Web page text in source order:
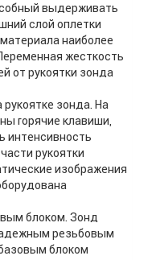
выдерживать
слой оплетки
наиболее
жесткость
от рукоятки зонда
рукоятке зонда. На
горячие клавиши,
интенсивность
рукоятки
изображения
блоком. Зонд
резьбовым
блоком